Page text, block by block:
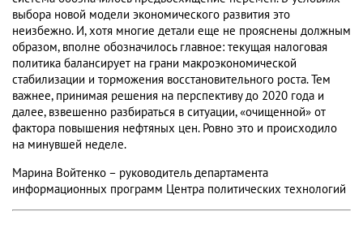
выбора новой модели экономического развития это
неизбежно. И, хотя многие детали еще не прояснены должным
образом, вполне обозначилось главное: текущая налоговая
политика балансирует на грани макроэкономической
стабилизации и торможения восстановительного роста. Тем
важнее, принимая решения на перспективу до 2020 года и
далее, взвешенно разбираться в ситуации, «очищенной» от
фактора повышения нефтяных цен. Ровно это и происходило
на минувшей неделе.
Марина Войтенко – руководитель департамента
информационных программ Центра политических технологий